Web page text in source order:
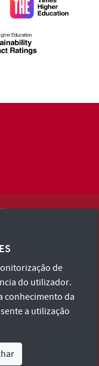
de Privacidade
de
do utilizador.
conhecimento da
a utilização